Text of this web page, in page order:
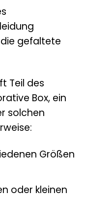
gefaltete
Teil des
Box, ein
solchen
Größen
oder kleinen